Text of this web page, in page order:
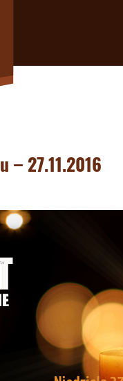
– 27.11.2016